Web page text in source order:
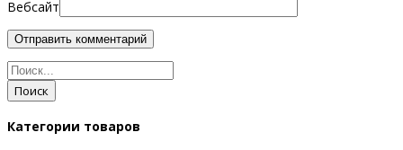
Вебсайт
Поиск
Категории товаров